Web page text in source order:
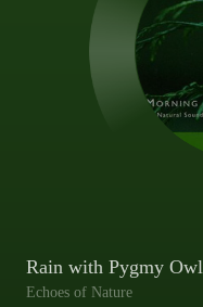
Rain with Pygmy Owl
Echoes of Nature